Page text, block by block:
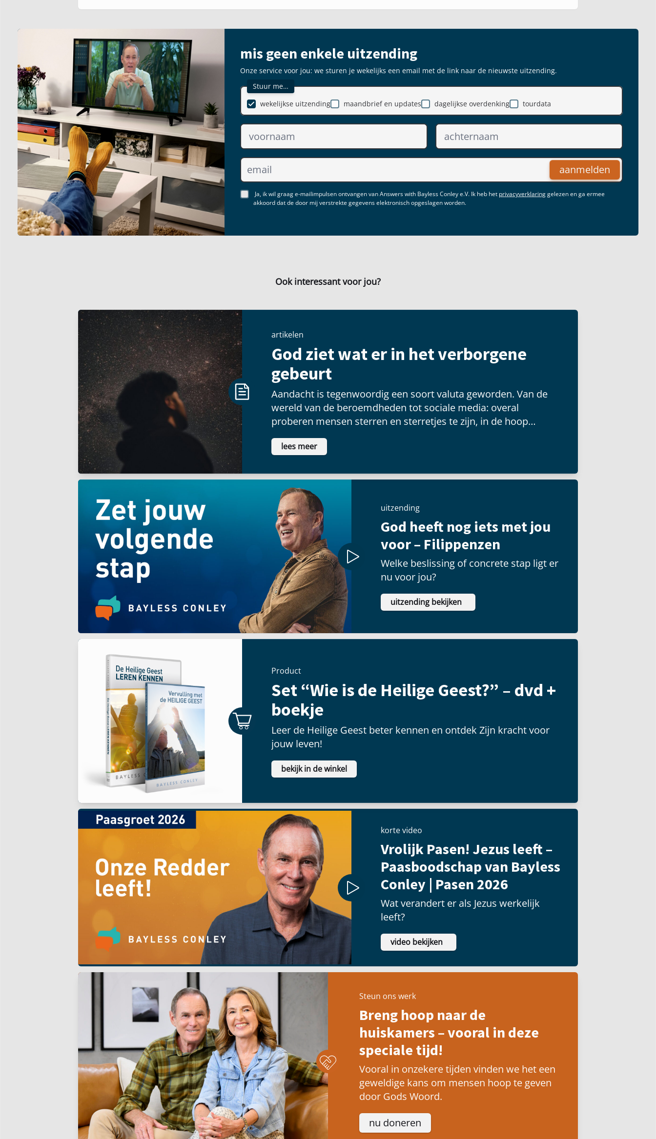
mis geen enkele uitzending
Onze service voor jou: we sturen je wekelijks een email met de link naar de nieuwste uitzending.
Stuur me…
maandbrief en updates
dagelijkse overdenking
wekelijkse uitzending tourdata
aanmelden
Ja, ik wil graag e-mailimpulsen ontvangen van Answers with Bayless Conley e.V. Ik heb het privacyverklaringgelezen en ga ermee
akkoord dat de door mij verstrekte gegevens elektronisch opgeslagen worden.
Ook interessant voor jou?
artikelen
God ziet wat er in het verborgene
gebeurt
Aandacht is tegenwoordig een soort valuta geworden. Van de
wereld van de beroemdheden tot sociale media: overal
proberen mensen sterren en sterretjes te zijn, in de hoop
voldoening te vinden als ze voor een groot publiek kunnen
schitteren.
lees meer
uitzending
God heeft nog iets met jou
voor – Filippenzen
Welke beslissing of concrete stap ligt er
nu voor jou?
uitzending bekijken
Product
Set “Wie is de Heilige Geest?” – dvd +
boekje
Leer de Heilige Geest beter kennen en ontdek Zijn kracht voor
jouw leven!
bekijk in de winkel
korte video
Vrolijk Pasen! Jezus leeft –
Paasboodschap van Bayless
Conley | Pasen 2026
Wat verandert er als Jezus werkelijk
leeft?
video bekijken
Steun ons werk
Breng hoop naar de
huiskamers – vooral in deze
speciale tijd!
Vooral in onzekere tijden vinden we het een
geweldige kans om mensen hoop te geven
door Gods Woord.
nu doneren